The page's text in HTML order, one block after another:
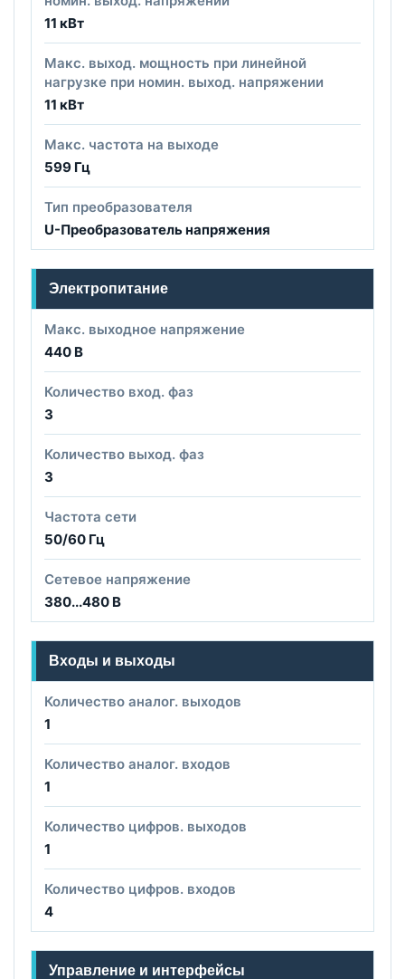
11 кВт
Макс. выход. мощность при линейной
нагрузке при номин. выход. напряжении
11 кВт
Макс. частота на выходе
599 Гц
Тип преобразователя
U-Преобразователь напряжения
Электропитание
Макс. выходное напряжение
440 В
Количество вход. фаз
3
Количество выход. фаз
3
Частота сети
50/60 Гц
Сетевое напряжение
380...480 В
Входы и выходы
Количество аналог. выходов
1
Количество аналог. входов
1
Количество цифров. выходов
1
Количество цифров. входов
4
Управление и интерфейсы